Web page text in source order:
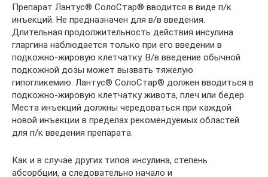
Препарат Лантус® СолоСтар® вводится в виде п/к
инъекций. Не предназначен для в/в введения.
Длительная продолжительность действия инсулина
гларгина наблюдается только при его введении в
подкожно-жировую клетчатку. В/в введение обычной
подкожной дозы может вызвать тяжелую
гипогликемию. Лантус® СолоСтар® должен вводиться в
подкожно-жировую клетчатку живота, плеч или бедер.
Места инъекций должны чередоваться при каждой
новой инъекции в пределах рекомендуемых областей
для п/к введения препарата.
Как и в случае других типов инсулина, степень
абсорбции, а следовательно начало и